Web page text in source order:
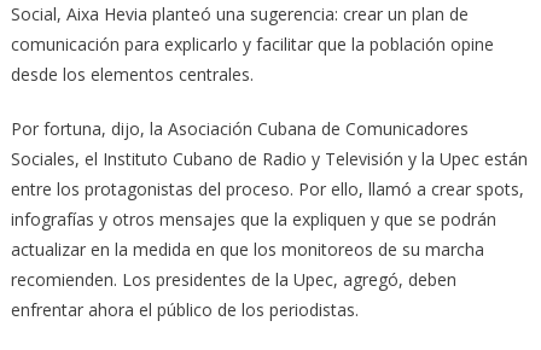
Social, Aixa Hevia planteó una sugerencia: crear un plan de
comunicación para explicarlo y facilitar que la población opine
desde los elementos centrales.
Por fortuna, dijo, la Asociación Cubana de Comunicadores
Sociales, el Instituto Cubano de Radio y Televisión y la Upec están
entre los protagonistas del proceso. Por ello, llamó a crear spots,
infografías y otros mensajes que la expliquen y que se podrán
actualizar en la medida en que los monitoreos de su marcha
recomienden. Los presidentes de la Upec, agregó, deben
enfrentar ahora el público de los periodistas.